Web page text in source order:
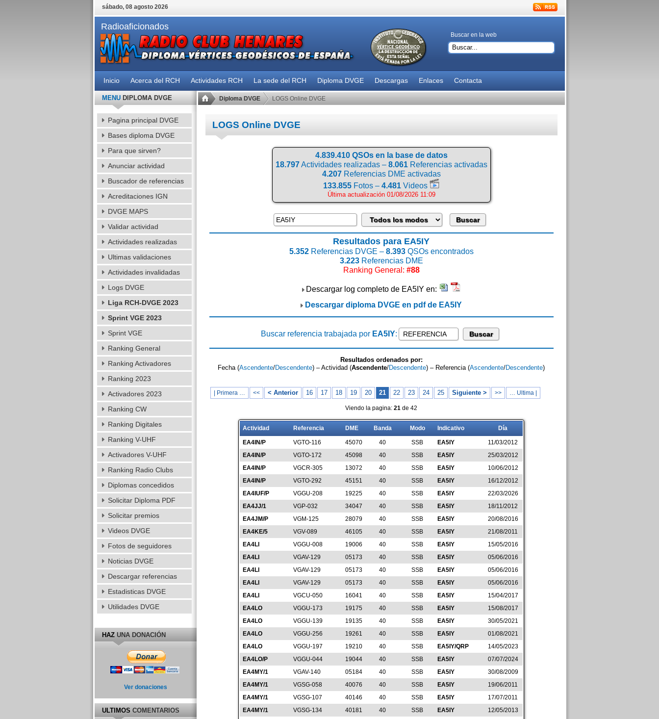
sábado, 08 agosto 2026
Radioaficionados
Buscar en la web
Inicio Acerca del RCH Actividades RCH La sede del RCH Diploma DVGE Descargas Enlaces Contacta
Diploma DVGE LOGS Online DVGE
LOGS Online DVGE
4.839.410 QSOs en la base de datos
18.797Actividades realizadas – 8.061Referencias activadas
4.207Referencias DME activadas
133.855 Fotos – 4.481 Videos
Última actualización 01/08/2026 11:09
Resultados para EA5IY
5.352Referencias DVGE – 8.393QSOs encontrados
3.223Referencias DME
Ranking General: #88
Descargar log completo de EA5IY en:
Descargar diploma DVGE en pdf de EA5IY
Buscar referencia trabajada por EA5IY:
Resultados ordenados por:
Fecha (Ascendente/Descendente) – Actividad (Ascendente/Descendente) – Referencia (Ascendente/Descendente)
| Primera … << < Anterior 16 17 18 19 20 21 22 23 24 25 Siguiente > >> … Ultima |
Viendo la pagina: 21 de 42
Actividad Referencia DME Banda Modo Indicativo Día
EA4IN/P VGTO-116 45070 40 SSB EA5IY
11/03/2012
EA4IN/P
VGTO-172 45098 40 SSB EA5IY
25/03/2012
EA4IN/P
VGCR-305 13072 40 SSB EA5IY
10/06/2012
EA4IN/P
VGTO-292 45151 40 SSB EA5IY
16/12/2012
EA4IUF/P
VGGU-208 19225 40 SSB EA5IY
22/03/2026
EA4JJ/1
VGP-032 34047 40 SSB EA5IY
18/11/2012
EA4JM/P
VGM-125 28079 40 SSB EA5IY
20/08/2016
EA4KE/5
VGV-089 46105 40 SSB EA5IY
21/08/2011
EA4LI
VGGU-008 19006 40 SSB EA5IY
15/05/2016
EA4LI
VGAV-129 05173 40 SSB EA5IY
05/06/2016
EA4LI
VGAV-129 05173 40 SSB EA5IY
05/06/2016
EA4LI
VGAV-129 05173 40 SSB EA5IY
05/06/2016
EA4LI
VGCU-050 16041 40 SSB EA5IY
15/04/2017
EA4LO
VGGU-173 19175 40 SSB EA5IY
15/08/2017
EA4LO
VGGU-139 19135 40 SSB EA5IY
30/05/2021
EA4LO
VGGU-256 19261 40 SSB EA5IY
01/08/2021
EA4LO
VGGU-197 19210 40 SSB EA5IY/QRP
14/05/2023
EA4LO/P
VGGU-044 19044 40 SSB EA5IY
07/07/2024
EA4MY/1
VGAV-140 05184 40 SSB EA5IY
30/08/2009
EA4MY/1
VGSG-058 40076 40 SSB EA5IY
19/06/2011
EA4MY/1
VGSG-107 40146 40 SSB EA5IY
17/07/2011
EA4MY/1
VGSG-134 40181 40 SSB EA5IY
12/05/2013
MENUDIPLOMA DVGE
Pagina principal DVGE
Bases diploma DVGE
Para que sirven?
Anunciar actividad
Buscador de referencias
Acreditaciones IGN
DVGE MAPS
Validar actividad
Actividades realizadas
Ultimas validaciones
Actividades invalidadas
Logs DVGE
Liga RCH-DVGE 2023
Sprint VGE 2023
Sprint VGE
Ranking General
Ranking Activadores
Ranking 2023
Activadores 2023
Ranking CW
Ranking Digitales
Ranking V-UHF
Activadores V-UHF
Ranking Radio Clubs
Diplomas concedidos
Solicitar Diploma PDF
Solicitar premios
Videos DVGE
Fotos de seguidores
Noticias DVGE
Descargar referencias
Estadisticas DVGE
Utilidades DVGE
HAZUNA DONACIÓN
Ver donaciones
ULTIMOSCOMENTARIOS